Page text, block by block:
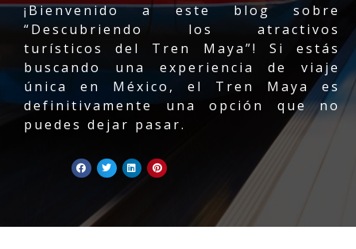
¡Bienvenido a este blog sobre
“Descubriendo los atractivos
turísticos del Tren Maya”! Si estás
buscando una experiencia de viaje
única en México, el Tren Maya es
definitivamente una opción que no
puedes dejar pasar.